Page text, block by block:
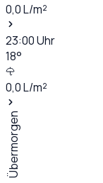
0,0L/m²
23:00Uhr
18°
0,0L/m²
Übermorgen